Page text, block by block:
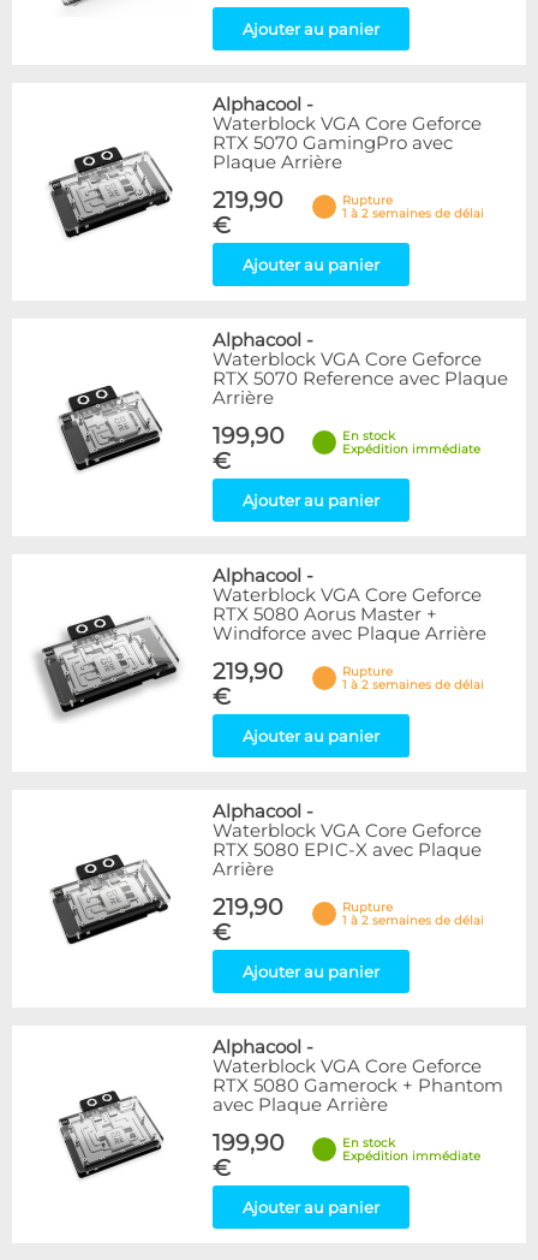
Ajouter au panier
Alphacool -
Waterblock VGA Core Geforce
RTX 5070 GamingPro avec
Plaque Arrière
219,90
€
Rupture
1 à 2 semaines de délai
Ajouter au panier
Alphacool -
Waterblock VGA Core Geforce
RTX 5070 Reference avec Plaque
Arrière
199,90
€
En stock
Expédition immédiate
Ajouter au panier
Alphacool -
Waterblock VGA Core Geforce
RTX 5080 Aorus Master +
Windforce avec Plaque Arrière
219,90
€
Rupture
1 à 2 semaines de délai
Ajouter au panier
Alphacool -
Waterblock VGA Core Geforce
RTX 5080 EPIC-X avec Plaque
Arrière
219,90
€
Rupture
1 à 2 semaines de délai
Ajouter au panier
Alphacool -
Waterblock VGA Core Geforce
RTX 5080 Gamerock + Phantom
avec Plaque Arrière
199,90
€
En stock
Expédition immédiate
Ajouter au panier